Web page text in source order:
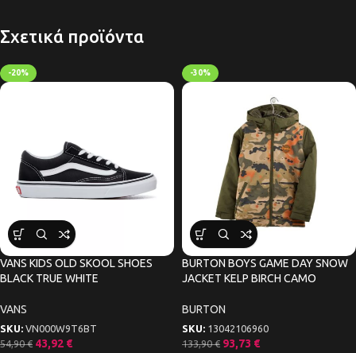
Σχετικά προϊόντα
-20%
VANS KIDS OLD SKOOL SHOES
BLACK TRUE WHITE
VANS
SKU: VN000W9T6BT
54,90€ 43,92 €
-30%
BURTON BOYS GAME DAY SNOW
JACKET KELP BIRCH CAMO
BURTON
SKU: 13042106960
133,90€ 93,73 €